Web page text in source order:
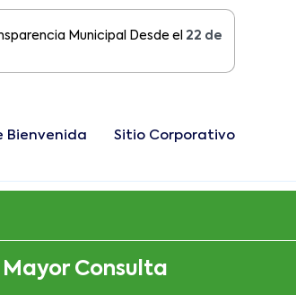
Municipal Desde el22 de Agosto del 2019
Bienvenida Sitio Corporativo
Consulta